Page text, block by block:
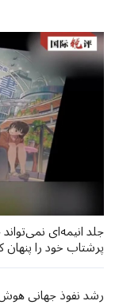
جلد انیمه‌ای
پرشتاب خود را پنهان
رشد نفوذ جهانی